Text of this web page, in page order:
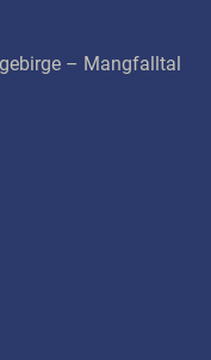
– Mangfalltal